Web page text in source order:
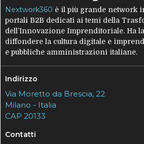
Nextwork360 è il più grande network
portali B2B dedicati ai temi della
dell’Innovazione Imprenditoriale. Ha
diffondere la cultura digitale e
e pubbliche amministrazioni italiane.
Indirizzo
Via Moretto da Brescia, 22
Milano - Italia
CAP 20133
Contatti